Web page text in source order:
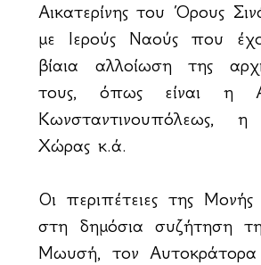
Αικατερίνης του Όρους
με Ιερούς Ναούς που
βίαια αλλοίωση της
τους, όπως είναι η
Κωνσταντινουπόλεως,
Χώρας κ.ά.
Οι περιπέτειες της Μονής
στη δημόσια συζήτηση
Μωυσή, τον Αυτοκράτορα